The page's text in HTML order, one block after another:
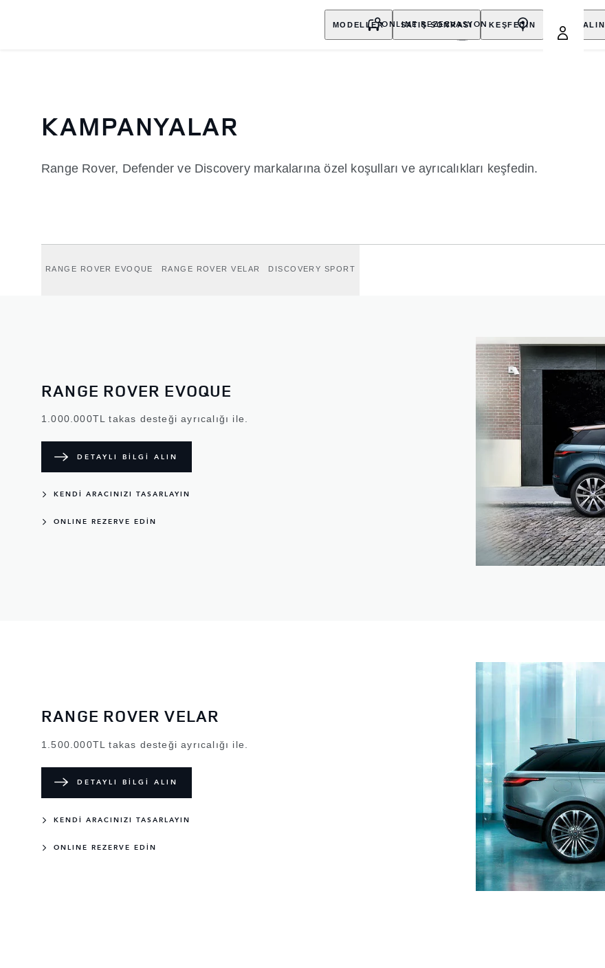
MODELLER SATIŞ SONRASI KEŞFEDİN SATIN ALIN
ONLINE REZERVASYON
KAMPANYALAR
Range Rover, Defender ve Discovery markalarına özel koşulları ve ayrıcalıkları keşfedin.
RANGE ROVER EVOQUE RANGE ROVER VELAR DISCOVERY SPORT
RANGE ROVER EVOQUE
1.000.000TL takas desteği ayrıcalığı ile.
DETAYLI BİLGİ ALIN
KENDİ ARACINIZI TASARLAYIN
ONLINE REZERVE EDİN
RANGE ROVER VELAR
1.500.000TL takas desteği ayrıcalığı ile.
DETAYLI BİLGİ ALIN
KENDİ ARACINIZI TASARLAYIN
ONLINE REZERVE EDİN